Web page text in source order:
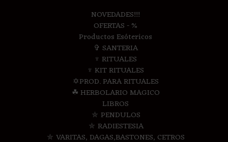
NOVEDADES!!!
OFERTAS - %
Productos Esótericos
✞ SANTERIA
♆ RITUALES
♆ KIT RITUALES
✡PROD. PARA RITUALES
☘ HERBOLARIO MAGICO
LIBROS
⛤ PENDULOS
⛤ RADIESTESIA
⛤ VARITAS, DAGAS,BASTONES, CETROS